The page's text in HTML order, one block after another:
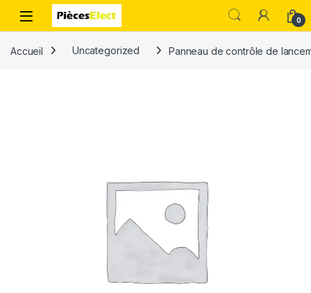
0
Accueil Uncategorized Panneau de contrôle de